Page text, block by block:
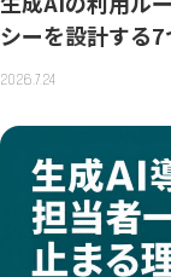
シーを設計する
2026.7.24